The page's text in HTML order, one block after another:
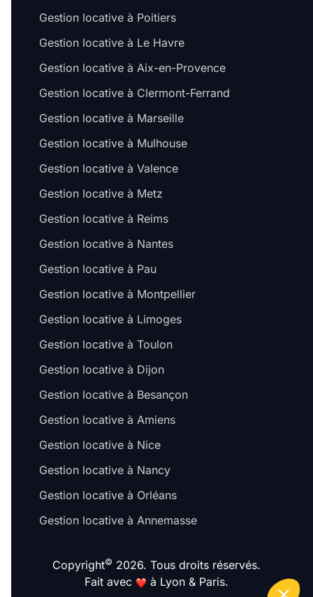
Gestion locative à Poitiers
Gestion locative à Le Havre
Gestion locative à Aix-en-Provence
Gestion locative à Clermont-Ferrand
Gestion locative à Marseille
Gestion locative à Mulhouse
Gestion locative à Valence
Gestion locative à Metz
Gestion locative à Reims
Gestion locative à Nantes
Gestion locative à Pau
Gestion locative à Montpellier
Gestion locative à Limoges
Gestion locative à Toulon
Gestion locative à Dijon
Gestion locative à Besançon
Gestion locative à Amiens
Gestion locative à Nice
Gestion locative à Nancy
Gestion locative à Orléans
Gestion locative à Annemasse
Copyright© 2026. Tous droits réservés.
Fait avec
à Lyon & Paris.
les Cookies !
On a attendu d'être sûrs que le contenu de
ce site vous intéresse avant de vous
visite...
Pour modifier vos préférences par la suite, cliquez sur le lien
'Préférences de cookies' situé dans le pied de page.
Consentements certifiés par